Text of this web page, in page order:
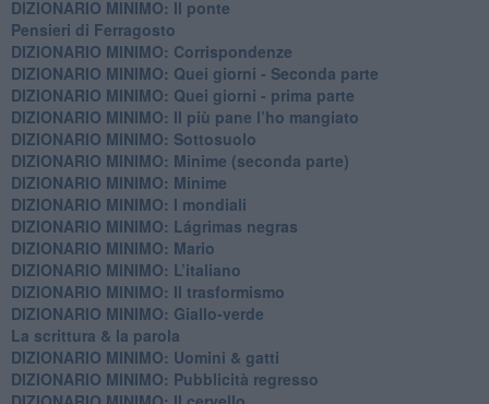
DIZIONARIO MINIMO: Il ponte
Pensieri di Ferragosto
DIZIONARIO MINIMO: Corrispondenze
DIZIONARIO MINIMO: Quei giorni - Seconda parte
DIZIONARIO MINIMO: Quei giorni - prima parte
DIZIONARIO MINIMO: Il più pane l’ho mangiato
DIZIONARIO MINIMO: Sottosuolo
DIZIONARIO MINIMO: Minime (seconda parte)
DIZIONARIO MINIMO: Minime
DIZIONARIO MINIMO: ​I mondiali
DIZIONARIO MINIMO: ​Lágrimas negras
DIZIONARIO MINIMO: Mario
DIZIONARIO MINIMO: L’italiano
DIZIONARIO MINIMO: Il trasformismo
DIZIONARIO MINIMO: Giallo-verde
La scrittura & la parola
​DIZIONARIO MINIMO: Uomini & gatti
DIZIONARIO MINIMO: ​Pubblicità regresso